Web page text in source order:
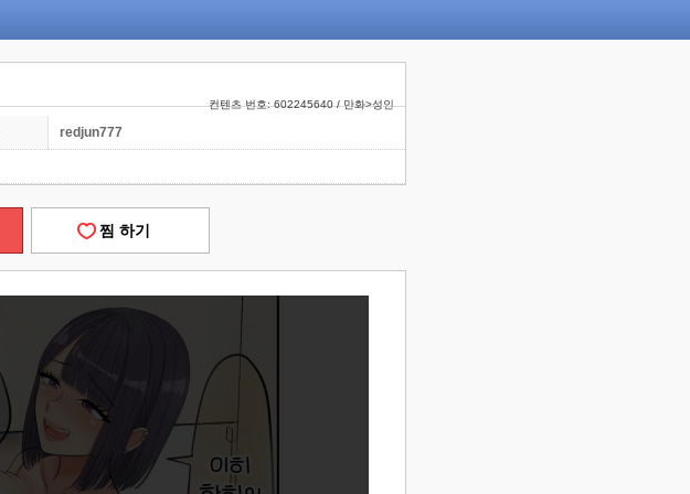
컨텐츠 번호: 602245640 / 만화>성인
redjun777
찜 하기